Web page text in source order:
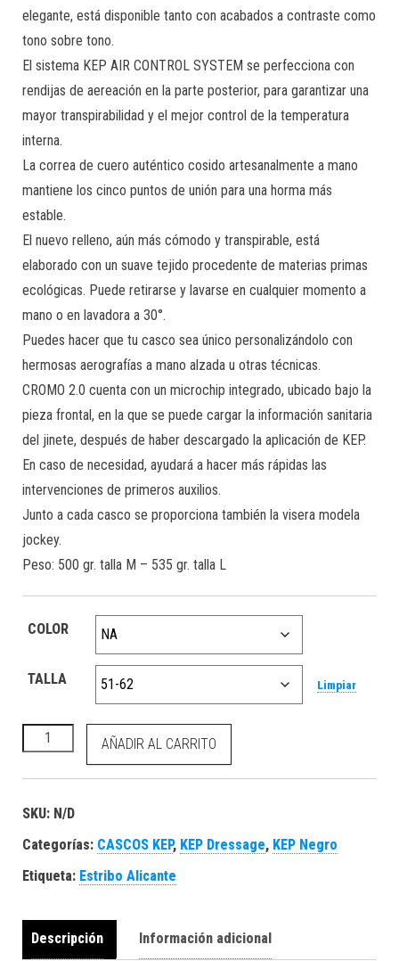
elegante, está disponible tanto con acabados a contraste como
tono sobre tono.
El sistema KEP AIR CONTROL SYSTEM se perfecciona con
rendijas de aereación en la parte posterior, para garantizar una
mayor transpirabilidad y el mejor control de la temperatura
interna.
La correa de cuero auténtico cosido artesanalmente a mano
mantiene los cinco puntos de unión para una horma más
estable.
El nuevo relleno, aún más cómodo y transpirable, está
elaborado con un suave tejido procedente de materias primas
ecológicas. Puede retirarse y lavarse en cualquier momento a
mano o en lavadora a 30°.
Puedes hacer que tu casco sea único personalizándolo con
hermosas aerografías a mano alzada u otras técnicas.
CROMO 2.0 cuenta con un microchip integrado, ubicado bajo la
pieza frontal, en la que se puede cargar la información sanitaria
del jinete, después de haber descargado la aplicación de KEP.
En caso de necesidad, ayudará a hacer más rápidas las
intervenciones de primeros auxilios.
Junto a cada casco se proporciona también la visera modela
jockey.
Peso: 500 gr. talla M – 535 gr. talla L
COLOR
TALLA Limpiar
KEP Cromo 2.0 textile negro/aireador cromado cantidad
AÑADIR AL CARRITO
SKU: N/D
Categorías: CASCOS KEP, KEP Dressage, KEP Negro
Etiqueta: Estribo Alicante
Descripción Información adicional